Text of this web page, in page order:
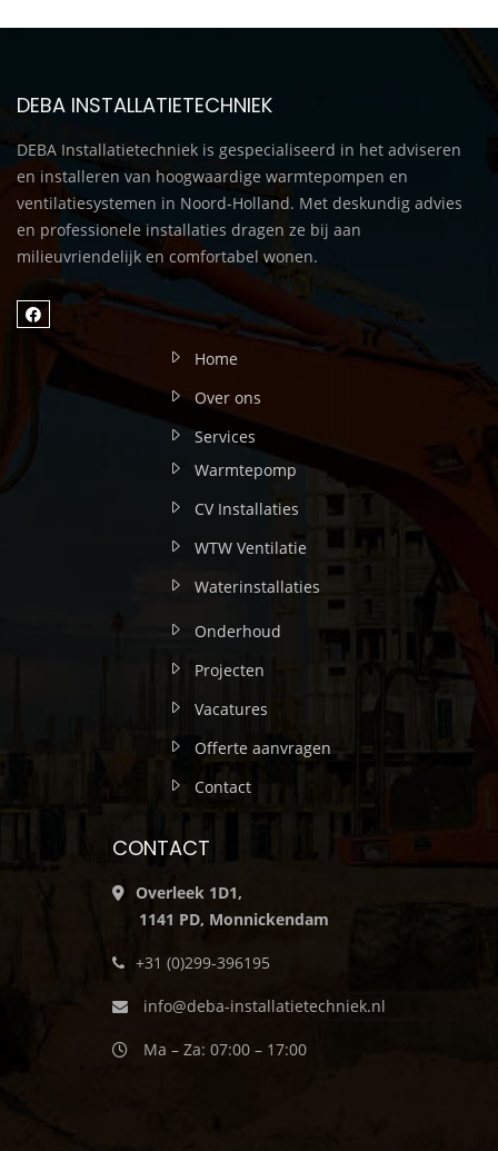
DEBA INSTALLATIETECHNIEK
DEBA Installatietechniek is gespecialiseerd in het adviseren
en installeren van hoogwaardige warmtepompen en
ventilatiesystemen in Noord-Holland. Met deskundig advies
en professionele installaties dragen ze bij aan
milieuvriendelijk en comfortabel wonen.
Home
Over ons
Services
Warmtepomp
CV Installaties
WTW Ventilatie
Waterinstallaties
Onderhoud
Projecten
Vacatures
Offerte aanvragen
Contact
CONTACT
Overleek 1D1,
1141 PD, Monnickendam
+31 (0)299-396195
info@deba-installatietechniek.nl
Ma – Za: 07:00 – 17:00